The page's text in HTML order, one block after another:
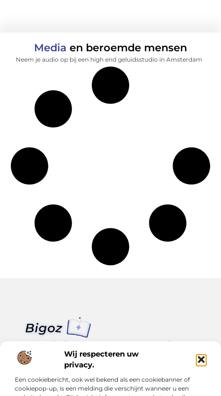
Wij respecteren uw
privacy.
Een cookiebericht, ook wel bekend als een cookiebanner of
cookiepop-up, is een melding die verschijnt wanneer u een
Media en beroemde mensen
Neem je audio op bij een high end geluidsstudio in Amsterdam
Van klein nieuws tot grote trends – alles op Bigoz.nl.
Lees inspirerende blogs en artikelen over het dagelijks leven,
Bericht categorie